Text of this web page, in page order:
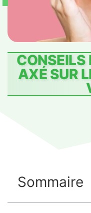
CONSEILS
AXÉ SUR
Sommaire